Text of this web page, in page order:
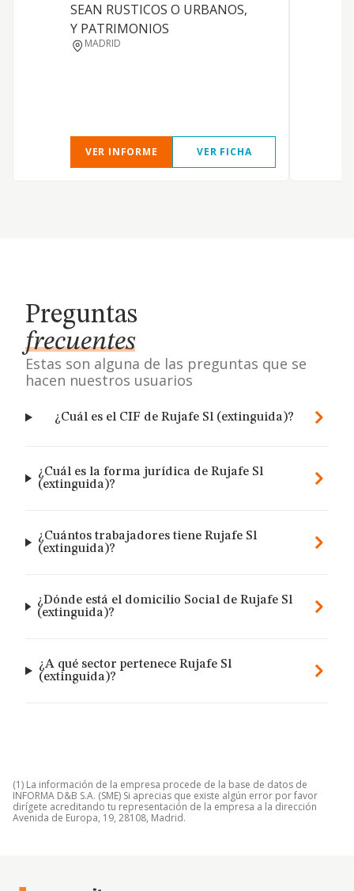
SEAN RUSTICOS O URBANOS,
Y PATRIMONIOS
MADRID
VER INFORME VER FICHA
Preguntas
frecuentes
Estas son alguna de las preguntas que se
hacen nuestros usuarios
¿Cuál es el CIF de Rujafe Sl (extinguida)?
¿Cuál es la forma jurídica de Rujafe Sl
(extinguida)?
¿Cuántos trabajadores tiene Rujafe Sl
(extinguida)?
¿Dónde está el domicilio Social de Rujafe Sl
(extinguida)?
¿A qué sector pertenece Rujafe Sl
(extinguida)?
(1) La información de la empresa procede de la base de datos de
INFORMA D&B S.A. (SME) Si aprecias que existe algún error por favor
dirígete acreditando tu representación de la empresa a la dirección
Avenida de Europa, 19, 28108, Madrid.